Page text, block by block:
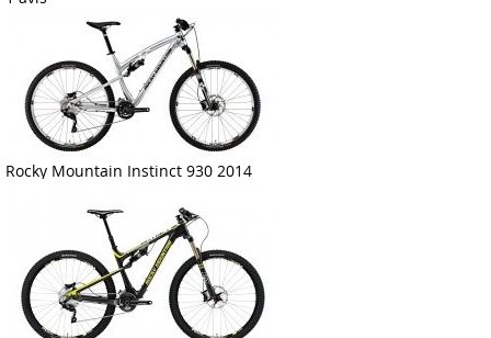
Rocky Mountain Instinct 930 2014